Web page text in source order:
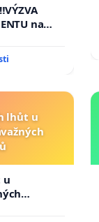
ústavní
na
podle §
k návrhu
ústavní
lhůt u
u